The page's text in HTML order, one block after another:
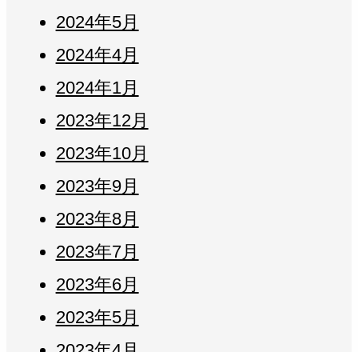
2024年5月
2024年4月
2024年1月
2023年12月
2023年10月
2023年9月
2023年8月
2023年7月
2023年6月
2023年5月